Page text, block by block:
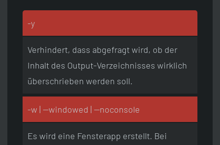
-y
Verhindert, dass abgefragt wird, ob der
Inhalt des Output-Verzeichnisses wirklich
überschrieben werden soll.
-w | --windowed | --noconsole
Es wird eine Fensterapp erstellt. Bei